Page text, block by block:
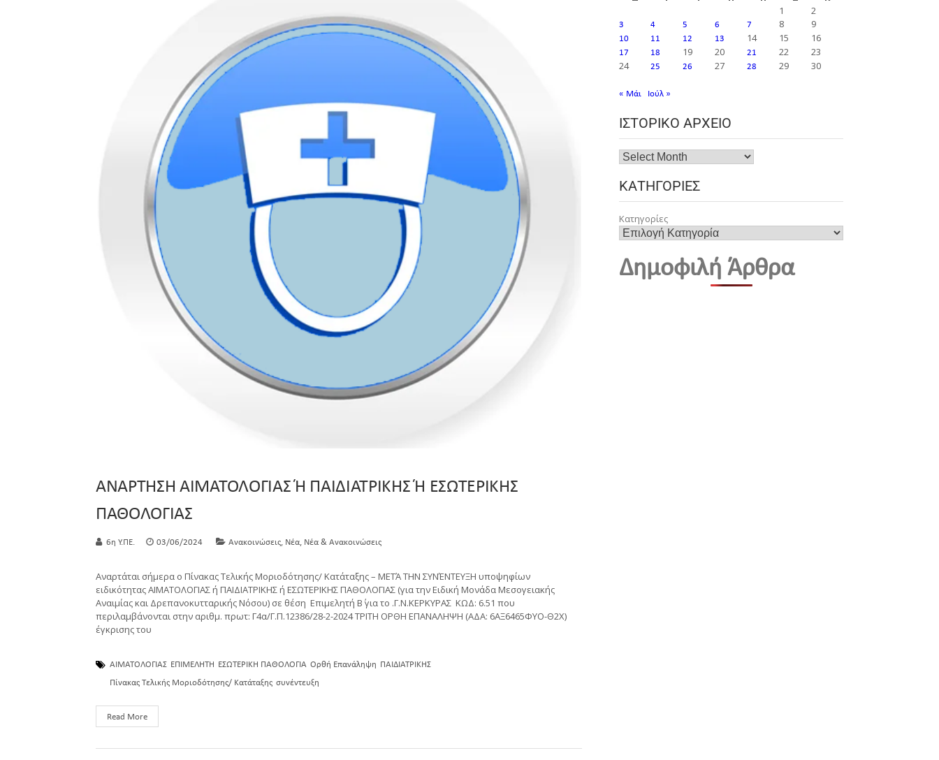
ΑΝΑΡΤΗΣΗ ΑΙΜΑΤΟΛΟΓΙΑΣ Ή ΠΑΙΔΙΑΤΡΙΚΗΣ Ή ΕΣΩΤΕΡΙΚΗΣ
ΠΑΘΟΛΟΓΙΑΣ
6η Υ.ΠΕ. 03/06/2024 Ανακοινώσεις Νέα Νέα & Ανακοινώσεις
Αναρτάται σήμερα ο Πίνακας Τελικής Μοριοδότησης/ Κατάταξης – ΜΕΤΆ ΤΗΝ ΣΥΝΈΝΤΕΥΞΗ υποψηφίων
ειδικότητας ΑΙΜΑΤΟΛΟΓΙΑΣ ή ΠΑΙΔΙΑΤΡΙΚΗΣ ή ΕΣΩΤΕΡΙΚΗΣ ΠΑΘΟΛΟΓΙΑΣ (για την Ειδική Μονάδα Μεσογειακής
Αναιμίας και Δρεπανοκυτταρικής Νόσου) σε θέση Επιμελητή Β΄ για το .Γ.Ν.ΚΕΡΚΥΡΑΣ ΚΩΔ: 6.51 που
περιλαμβάνονται στην αριθμ. πρωτ: Γ4α/Γ.Π.12386/28-2-2024 ΤΡΙΤΗ ΟΡΘΗ ΕΠΑΝΑΛΗΨΗ (ΑΔΑ: 6ΑΞ6465ΦΥΟ-Θ2Χ)
έγκρισης του
ΑΙΜΑΤΟΛΟΓΙΑΣ ΕΠΙΜΕΛΗΤΗ ΕΣΩΤΕΡΙΚΗ ΠΑΘΟΛΟΓΙΑ Ορθή Επανάληψη ΠΑΙΔΙΑΤΡΙΚΗΣ
Πίνακας Τελικής Μοριοδότησης/ Κατάταξης συνέντευξη
Read More
1
2
3 4 5 6 7 8 9
10 11 12 13 14 15 16
17 18 19 20 21 22
23
24
25 26 27 28 29 30
« Μάι Ιούλ »
ΙΣΤΟΡΙΚΌ ΑΡΧΕΊΟ
ΚΑΤΗΓΟΡΊΕΣ
Κατηγορίες
Δημοφιλή Άρθρα